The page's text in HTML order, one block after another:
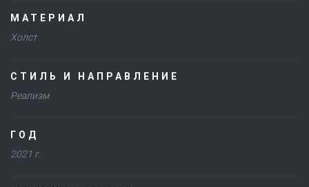
МАТЕРИАЛ
Холст
СТИЛЬ И НАПРАВЛЕНИЕ
Реализм
ГОД
2021 г.